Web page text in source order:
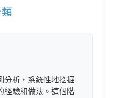
分析，系統性地挖掘
經驗和做法。這個階